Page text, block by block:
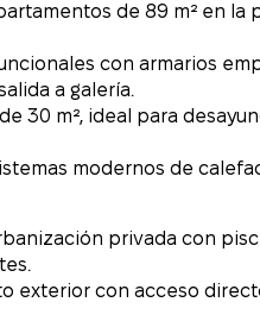
de 89 m² en la
con armarios
a galería.
30 m², ideal para
modernos de
privada con
exterior con acceso